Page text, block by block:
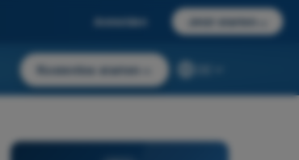
Anmelden Jetzt starten
Kostenlos starten